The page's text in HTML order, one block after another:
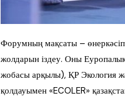
Форумның мақсаты –
жолдарын іздеу. Оны
жобасы арқылы), ҚР Экология
қолдауымен «ECOLER»